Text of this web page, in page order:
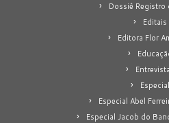
Dossiê Registro
Editais
Editora Flor
Especial
Especial Abel
Especial Jacob do